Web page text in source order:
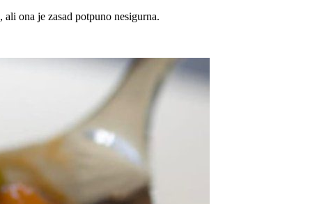
ona je zasad potpuno nesigurna.